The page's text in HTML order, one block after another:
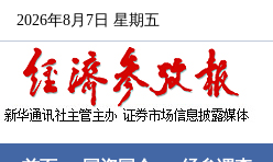
2026年8月7日 星期五